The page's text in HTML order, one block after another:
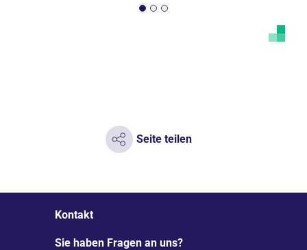
Seite teilen
Kontakt
Sie haben Fragen an uns?